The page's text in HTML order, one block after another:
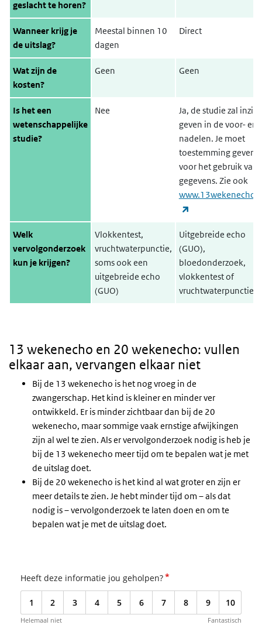
geslacht te horen?
Wanneer krijg je
de uitslag?
Meestal binnen 10
dagen
Direct
Wat zijn de
kosten?
Geen Geen
Is het een
wetenschappelijke
studie?
Nee
Ja, de studie zal
geven in de voor- en
nadelen. Je moet
toestemming geven
voor het gebruik van
gegevens. Zie ook
Welk
vervolgonderzoek
kun je krijgen?
Vlokkentest,
vruchtwaterpunctie,
soms ook een
uitgebreide echo
(GUO)
Uitgebreide echo
(GUO),
bloedonderzoek,
vlokkentest of
vruchtwaterpunctie
13 wekenecho en 20 wekenecho: vullen
elkaar aan, vervangen elkaar niet
Bij de 13 wekenecho is het nog vroeg in de
zwangerschap. Het kind is kleiner en minder ver
ontwikkeld. Er is minder zichtbaar dan bij de 20
wekenecho, maar sommige vaak ernstige afwijkingen
zijn al wel te zien. Als er vervolgonderzoek nodig is heb je
bij de 13 wekenecho meer tijd om te bepalen wat je met
de uitslag doet.
Bij de 20 wekenecho is het kind al wat groter en zijn er
meer details te zien. Je hebt minder tijd om – als dat
nodig is – vervolgonderzoek te laten doen en om te
bepalen wat je met de uitslag doet.
Heeft deze informatie jou geholpen?*
1 2 3 4 5 6 7 8 9 10
Helemaal niet Fantastisch